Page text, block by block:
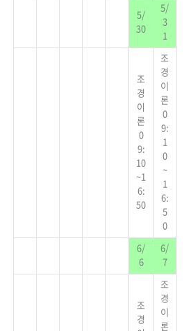
5/
30
5/
3
1
조
경
이
론
0
9:
10
~1
6:
50
조
경
이
론
0
9:
1
0
~
1
6:
5
0
6/
6
6/
7
조
경
조
경
이
론